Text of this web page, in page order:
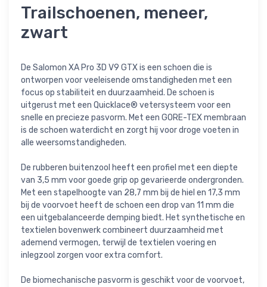
Trailschoenen, meneer,
zwart
De Salomon XA Pro 3D V9 GTX is een schoen die is
ontworpen voor veeleisende omstandigheden met een
focus op stabiliteit en duurzaamheid. De schoen is
uitgerust met een Quicklace® vetersysteem voor een
snelle en precieze pasvorm. Met een GORE-TEX membraan
is de schoen waterdicht en zorgt hij voor droge voeten in
alle weersomstandigheden.
De rubberen buitenzool heeft een profiel met een diepte
van 3,5 mm voor goede grip op gevarieerde ondergronden.
Met een stapelhoogte van 28,7 mm bij de hiel en 17,3 mm
bij de voorvoet heeft de schoen een drop van 11 mm die
een uitgebalanceerde demping biedt. Het synthetische en
textielen bovenwerk combineert duurzaamheid met
ademend vermogen, terwijl de textielen voering en
inlegzool zorgen voor extra comfort.
De biomechanische pasvorm is geschikt voor de voorvoet,